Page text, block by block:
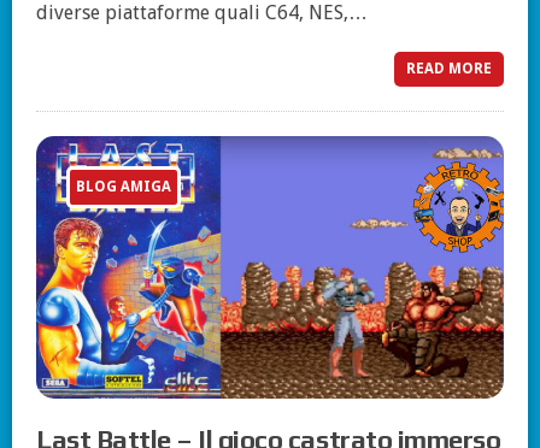
diverse piattaforme quali C64, NES,…
READ MORE
BLOG AMIGA
Last Battle – Il gioco castrato immerso